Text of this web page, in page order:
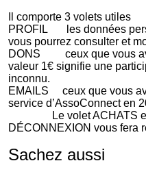
Il comporte 3 volets utiles
PROFIL les données
vous pourrez consulter et
DONS ceux que vous
valeur 1€ signifie une
inconnu.
EMAILS ceux que vous
service d’AssoConnect en
Le volet ACHATS
DÉCONNEXION vous fera
Sachez aussi